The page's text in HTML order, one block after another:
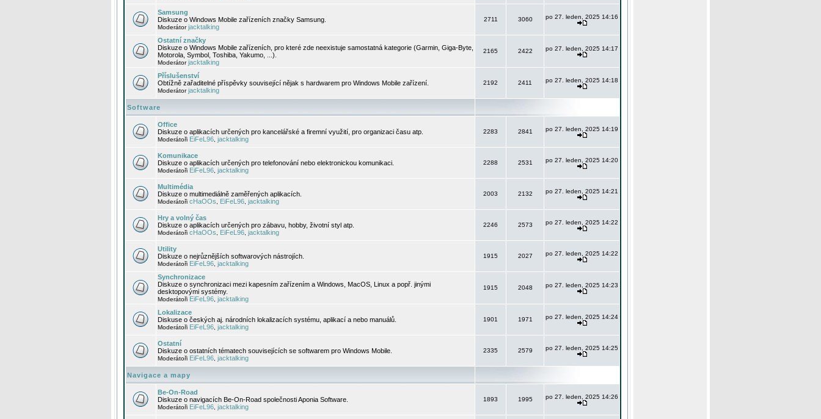
Samsung
Diskuze o Windows Mobile zařízeních značky Samsung.
Moderátorjacktalking
2711 3060 po 27. leden, 2025 14:16
Ostatní značky
Diskuze o Windows Mobile zařízeních, pro které zde neexistuje samostatná kategorie (Garmin, Giga-Byte,
Motorola, Symbol, Toshiba, Yakumo, ...).
Moderátorjacktalking
2165 2422 po 27. leden, 2025 14:17
Příslušenství
Obtížně zařaditelné příspěvky související nějak s hardwarem pro Windows Mobile zařízení.
Moderátorjacktalking
2192 2411 po 27. leden, 2025 14:18
Software
Office
Diskuze o aplikacích určených pro kancelářské a firemní využití, pro organizaci času atp.
Moderátoři EiFeL96 jacktalking
2283 2841 po 27. leden, 2025 14:19
Komunikace
Diskuze o aplikacích určených pro telefonování nebo elektronickou komunikaci.
Moderátoři EiFeL96 jacktalking
2288 2531 po 27. leden, 2025 14:20
Multimédia
Diskuze o multimediálně zaměřených aplikacích.
Moderátoři cHaOOs EiFeL96 jacktalking
2003 2132 po 27. leden, 2025 14:21
Hry a volný čas
Diskuze o aplikacích určených pro zábavu, hobby, životní styl atp.
Moderátoři cHaOOs EiFeL96 jacktalking
2246 2573 po 27. leden, 2025 14:22
Utility
Diskuze o nejrůznějších softwarových nástrojích.
Moderátoři EiFeL96 jacktalking
1915 2027 po 27. leden, 2025 14:22
Synchronizace
Diskuze o synchronizaci mezi kapesním zařízením a Windows, MacOS, Linux a popř. jinými
desktopovými systémy.
Moderátoři EiFeL96 jacktalking
1915 2048 po 27. leden, 2025 14:23
Lokalizace
Diskuse o českých aj. národních lokalizacích systému, aplikací a nebo manuálů.
Moderátoři EiFeL96 jacktalking
1901 1971 po 27. leden, 2025 14:24
Ostatní
Diskuze o ostatních tématech souvisejících se softwarem pro Windows Mobile.
Moderátoři EiFeL96 jacktalking
2335 2579 po 27. leden, 2025 14:25
Navigace a mapy
Be-On-Road
Diskuze o navigacích Be-On-Road společnosti Aponia Software.
Moderátoři EiFeL96 jacktalking
1893 1995 po 27. leden, 2025 14:26